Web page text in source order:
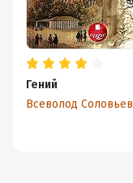
Гений
Всеволод Соловьев